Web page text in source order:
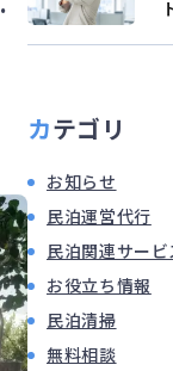
カテゴリ
お知らせ
民泊運営代行
民泊関連サービ
お役立ち情報
民泊清掃
無料相談